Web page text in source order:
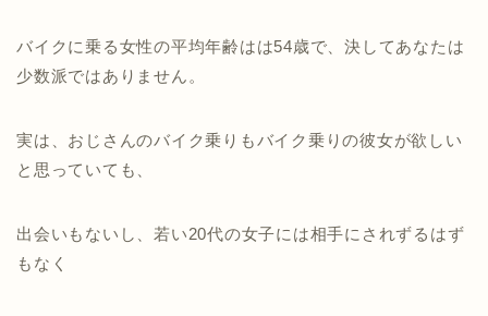
バイクに乗る女性の平均年齢はは54歳で、決してあなたは
少数派ではありません。
実は、おじさんのバイク乗りもバイク乗りの彼女が欲しい
と思っていても、
出会いもないし、若い20代の女子には相手にされずるはず
もなく